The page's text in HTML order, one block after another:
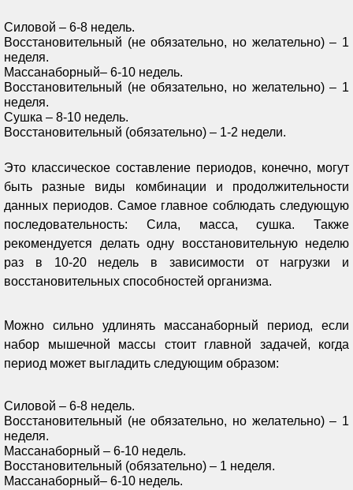
Силовой – 6-8 недель.
Восстановительный (не обязательно, но желательно) – 1
неделя.
Массанаборный– 6-10 недель.
Восстановительный (не обязательно, но желательно) – 1
неделя.
Сушка – 8-10 недель.
Восстановительный (обязательно) – 1-2 недели.
Это классическое составление периодов, конечно, могут
быть разные виды комбинации и продолжительности
данных периодов. Самое главное соблюдать следующую
последовательность: Сила, масса, сушка. Также
рекомендуется делать одну восстановительную неделю
раз в 10-20 недель в зависимости от нагрузки и
восстановительных способностей организма.
Можно сильно удлинять массанаборный период, если
набор мышечной массы стоит главной задачей, когда
период может выгладить следующим образом:
Силовой – 6-8 недель.
Восстановительный (не обязательно, но желательно) – 1
неделя.
Массанаборный – 6-10 недель.
Восстановительный (обязательно) – 1 неделя.
Массанаборный– 6-10 недель.